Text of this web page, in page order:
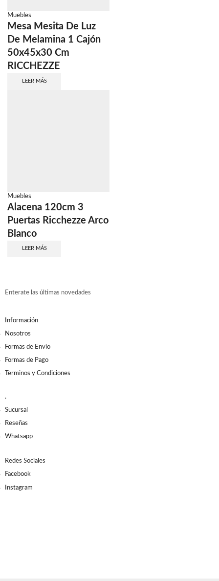
Muebles
Mesa Mesita De Luz
De Melamina 1 Cajón
50x45x30 Cm
RICCHEZZE
LEER MÁS
Muebles
Alacena 120cm 3
Puertas Ricchezze Arco
Blanco
LEER MÁS
Enterate las últimas novedades
Información
Nosotros
Formas de Envio
Formas de Pago
Terminos y Condiciones
.
Sucursal
Reseñas
Whatsapp
Redes Sociales
Facebook
Instagram